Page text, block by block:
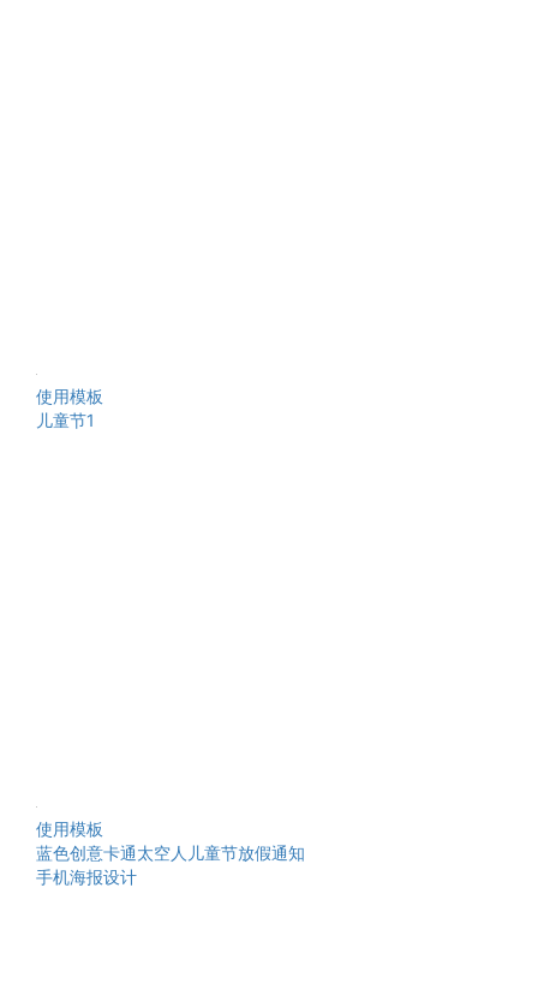
使用模板
儿童节1
使用模板
蓝色创意卡通太空人儿童节放假通知
手机海报设计